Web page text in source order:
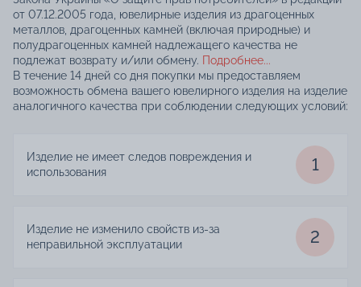
от 07.12.2005 года, ювелирные изделия из драгоценных
металлов, драгоценных камней (включая природные) и
полудрагоценных камней надлежащего качества не
подлежат возврату и/или обмену. Подробнее...
В течение 14 дней со дня покупки мы предоставляем
возможность обмена вашего ювелирного изделия на изделие
аналогичного качества при соблюдении следующих условий:
Изделие не имеет следов повреждения и
использования
1
Изделие не изменило свойств из-за
неправильной эксплуатации
2